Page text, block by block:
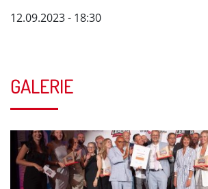
12.09.2023 - 18:30
GALERIE